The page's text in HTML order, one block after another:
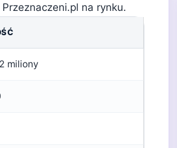
na rynku.
miliony